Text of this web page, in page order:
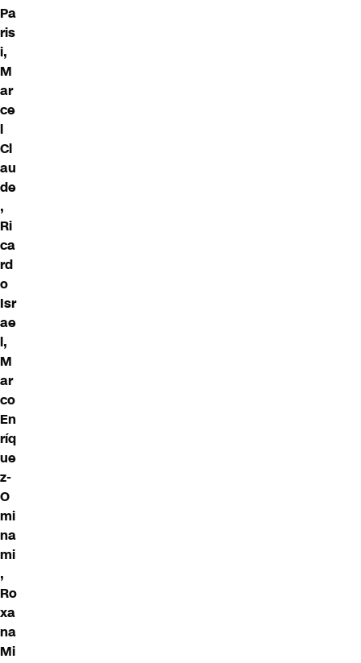
Pa
ris
i,
M
ar
ce
l
Cl
au
de
,
Ri
ca
rd
o
Isr
ae
l,
M
ar
co
En
ríq
ue
z-
O
mi
na
mi
,
Ro
xa
na
Mi